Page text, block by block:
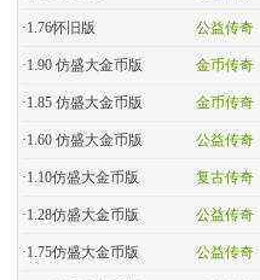
公益传奇
·1.76怀旧版
金币传奇
·1.90 仿盛大金币版
金币传奇
·1.85 仿盛大金币版
公益传奇
·1.60 仿盛大金币版
复古传奇
·1.10仿盛大金币版
公益传奇
·1.28仿盛大金币版
公益传奇
·1.75仿盛大金币版